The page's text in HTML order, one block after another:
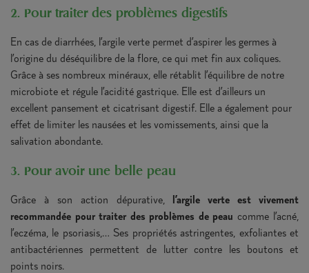
2. Pour traiter des problèmes digestifs
En cas de diarrhées, l’argile verte permet d’aspirer les germes à
l’origine du déséquilibre de la flore, ce qui met fin aux coliques.
Grâce à ses nombreux minéraux, elle rétablit l’équilibre de notre
microbiote et régule l’acidité gastrique. Elle est d’ailleurs un
excellent pansement et cicatrisant digestif. Elle a également pour
effet de limiter les nausées et les vomissements, ainsi que la
salivation abondante.
3. Pour avoir une belle peau
Grâce à son action dépurative,
l’argile verte est vivement
recommandée pour traiter des problèmes de peau comme l’acné,
l’eczéma, le psoriasis,… Ses propriétés astringentes, exfoliantes et
antibactériennes permettent de lutter contre les boutons et
points noirs.